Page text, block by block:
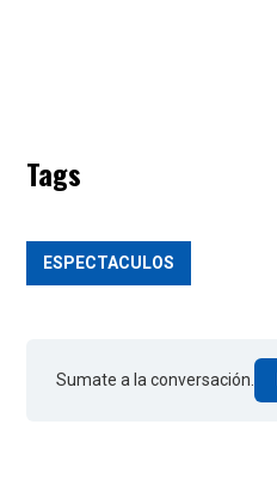
Tags
ESPECTACULOS
Sumate a la conversación.